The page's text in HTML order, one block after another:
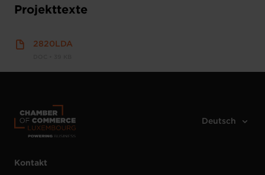
Projekttexte
2820LDA
Kontakt